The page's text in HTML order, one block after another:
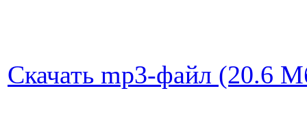
Скачать mp3-файл (20.6